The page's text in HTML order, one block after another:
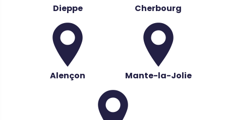
Dieppe Cherbourg
Alençon Mante-la-Jolie